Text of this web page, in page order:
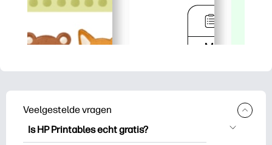
Veelgestelde vragen
Is HP Printables echt gratis?